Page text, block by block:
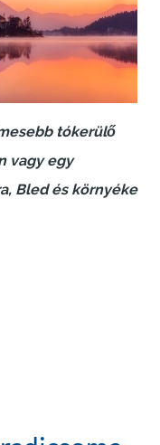
tókerülő
vagy egy
Bled és környéke